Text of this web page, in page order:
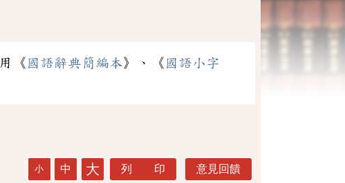
《 國語辭典簡編本》、《 國語小字
小 中 大 列 印 意見回饋